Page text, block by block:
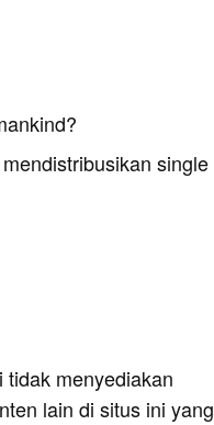
single
menyediakan
lain di situs ini yang